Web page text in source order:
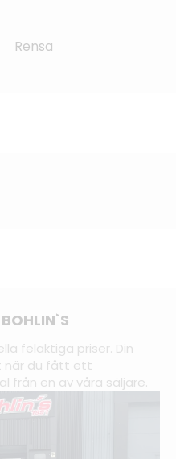
Rensa
felaktiga priser. Din
när du fått ett
från en av våra säljare.